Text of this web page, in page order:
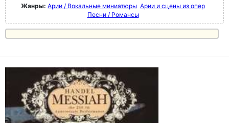
Жанры: Арии / Вокальные миниатюры Арии и сцены из опер
Песни / Романсы